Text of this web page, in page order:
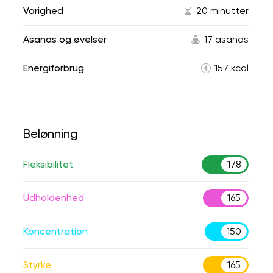
Varighed 20 minutter
Asanas og øvelser 17 asanas
Energiforbrug 157 kcal
Belønning
Fleksibilitet 178
Udholdenhed 165
Koncentration 150
Styrke 165